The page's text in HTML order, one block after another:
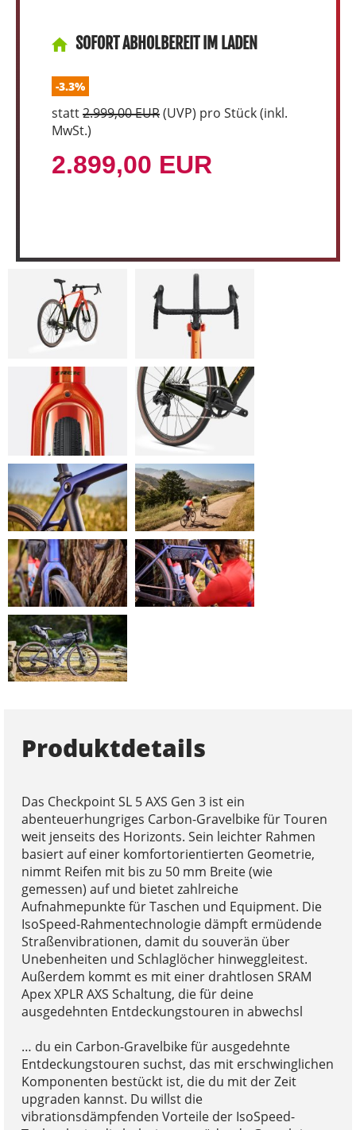
SOFORT ABHOLBEREIT IM LADEN
-3.3%
statt2.999,00 EUR(UVP) pro Stück (inkl.
MwSt.)
2.899,00 EUR
Produktdetails
Das Checkpoint SL 5 AXS Gen 3 ist ein
abenteuerhungriges Carbon-Gravelbike für Touren
weit jenseits des Horizonts. Sein leichter Rahmen
basiert auf einer komfortorientierten Geometrie,
nimmt Reifen mit bis zu 50 mm Breite (wie
gemessen) auf und bietet zahlreiche
Aufnahmepunkte für Taschen und Equipment. Die
IsoSpeed-Rahmentechnologie dämpft ermüdende
Straßenvibrationen, damit du souverän über
Unebenheiten und Schlaglöcher hinweggleitest.
Außerdem kommt es mit einer drahtlosen SRAM
Apex XPLR AXS Schaltung, die für deine
ausgedehnten Entdeckungstouren in abwechsl
… du ein Carbon-Gravelbike für ausgedehnte
Entdeckungstouren suchst, das mit erschwinglichen
Komponenten bestückt ist, die du mit der Zeit
upgraden kannst. Du willst die
vibrationsdämpfenden Vorteile der IsoSpeed-